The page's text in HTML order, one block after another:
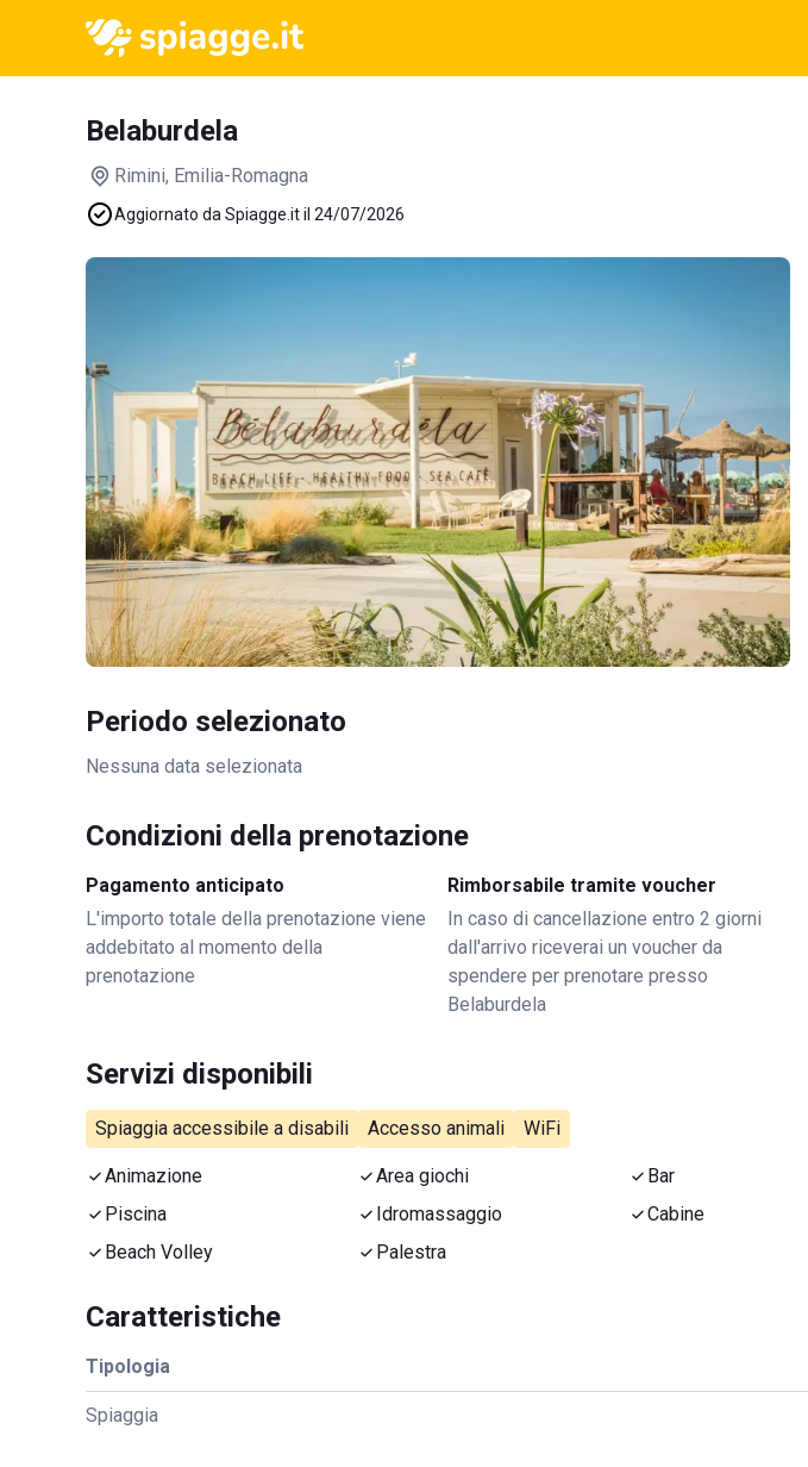
Belaburdela
Rimini, Emilia-Romagna
Aggiornato da Spiagge.it il 24/07/2026
Periodo selezionato
Nessuna data selezionata
Condizioni della prenotazione
Pagamento anticipato
L'importo totale della prenotazione viene
addebitato al momento della
prenotazione
Rimborsabile tramite voucher
In caso di cancellazione entro 2 giorni
dall'arrivo riceverai un voucher da
spendere per prenotare presso
Belaburdela
Servizi disponibili
Spiaggia accessibile a disabili Accesso animali WiFi
Animazione Area giochi Bar
Piscina
Idromassaggio Cabine
Beach Volley
Palestra
Caratteristiche
Tipologia
Spiaggia